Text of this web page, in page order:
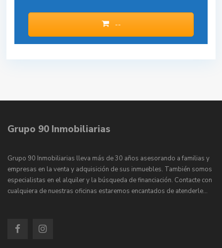
--
Grupo 90 Inmobiliarias
Grupo 90 Inmobiliarias lleva más de 30 años asesorando a familias y
empresas en la venta y adquisición de sus inmuebles. También somos
especialistas en el alquiler y la búsqueda de financiación. Contacte con
cualquiera de nuestras oficinas estaremos encantados de atenderle…